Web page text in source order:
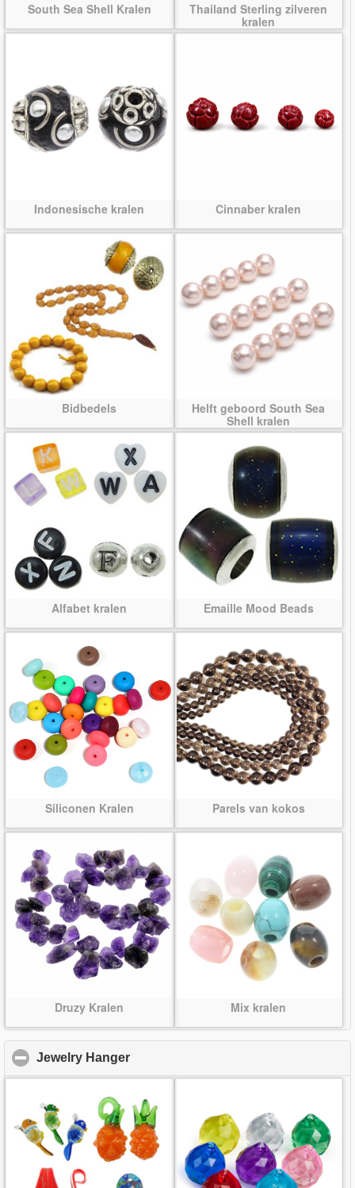
South Sea Shell Kralen
Thailand Sterling zilveren
kralen
Indonesische kralen Cinnaber kralen
Bidbedels
Helft geboord South Sea
Shell kralen
Alfabet kralen Emaille Mood Beads
Siliconen Kralen Parels van kokos
Druzy Kralen Mix kralen
Jewelry Hanger